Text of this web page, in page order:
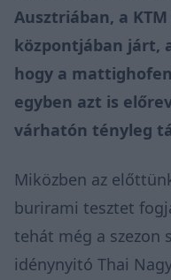
Ausztriában, a
központjában járt,
hogy a
egyben azt is
várhatón tényleg
Miközben az
burirami tesztet
tehát még a szezon
idénynyitó Thai